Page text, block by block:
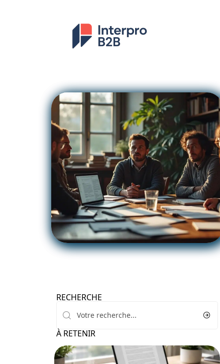
RECHERCHE
À RETENIR